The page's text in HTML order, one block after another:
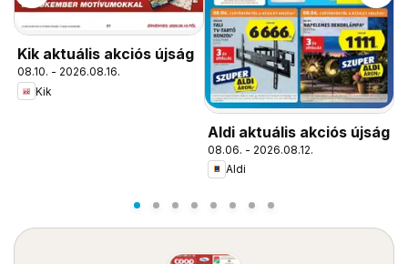
Kik aktuális akciós újság
08.10. - 2026.08.16.
Kik
Aldi aktuális akciós újság
08.06. - 2026.08.12.
Aldi